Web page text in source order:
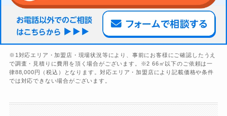
※1対応エリア・加盟店・現場状況等により、事前にお客様にご確認したうえ
で調査・見積りに費用を頂く場合がございます。※2 66㎡以下のご依頼は一
律88,000円（税込）となります。対応エリア・加盟店により記載価格や条件
では対応できない場合がございます。